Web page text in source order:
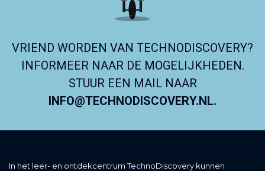
VRIEND WORDEN VAN TECHNODISCOVERY?
INFORMEER NAAR DE MOGELIJKHEDEN.
STUUR EEN MAIL NAAR
INFO@TECHNODISCOVERY.NL.
In het leer- en ontdekcentrum TechnoDiscovery kunnen